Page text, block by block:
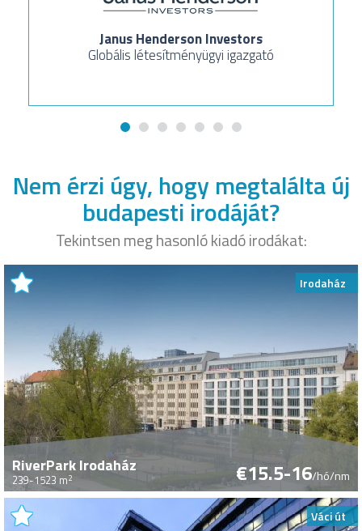
Janus Henderson Investors
Globális létesítményügyi igazgató
Nem érzi úgy, hogy megtalálta új
budapesti irodáját?
Tekintsen meg hasonló kiadó irodákat:
Irodaház
RiverPark Irodaház
239-1523 m2 €15.5-16/hó/nm
Váci út